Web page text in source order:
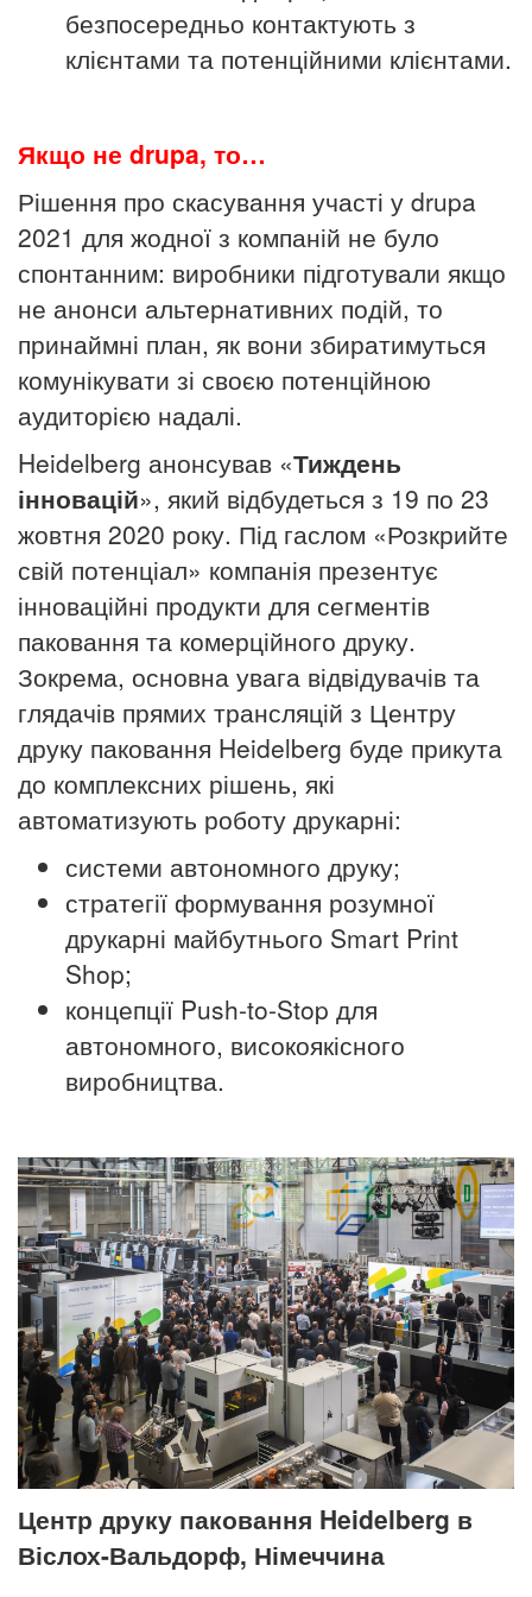
безпосередньо контактують з
клієнтами та потенційними клієнтами.
Якщо не drupa, то…
Рішення про скасування участі у drupa
2021 для жодної з компаній не було
спонтанним: виробники підготували якщо
не анонси альтернативних подій, то
принаймні план, як вони збиратимуться
комунікувати зі своєю потенційною
аудиторією надалі.
Heidelberg анонсував «Тиждень
інновацій», який відбудеться з 19 по 23
жовтня 2020 року. Під гаслом «Розкрийте
свій потенціал» компанія презентує
інноваційні продукти для сегментів
паковання та комерційного друку.
Зокрема, основна увага відвідувачів та
глядачів прямих трансляцій з Центру
друку паковання Heidelberg буде прикута
до комплексних рішень, які
автоматизують роботу друкарні:
системи автономного друку;
стратегії формування розумної
друкарні майбутнього Smart Print
Shop;
концепції Push-to-Stop для
автономного, високоякісного
виробництва.
Центр друку паковання Heidelberg в
Віслох-Вальдорф, Німеччина